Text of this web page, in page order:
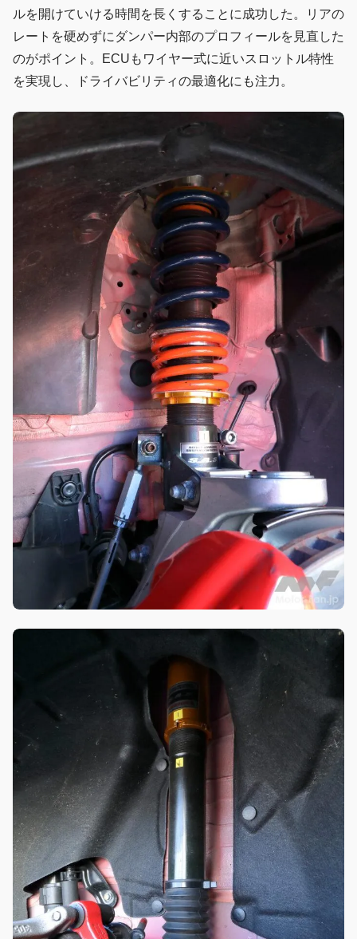
ルを開けていける時間を長くすることに成功した。リアの
レートを硬めずにダンパー内部のプロフィールを見直した
のがポイント。ECUもワイヤー式に近いスロットル特性
を実現し、ドライバビリティの最適化にも注力。